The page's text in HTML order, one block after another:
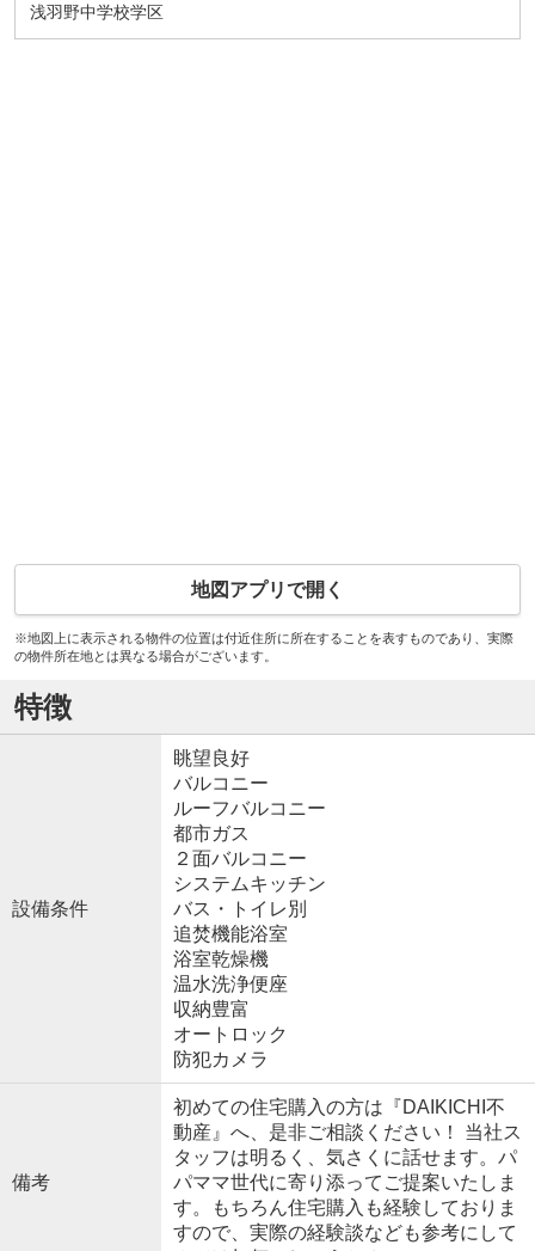
浅羽野中学校学区
地図アプリで開く
※地図上に表示される物件の位置は付近住所に所在することを表すものであり、実際
の物件所在地とは異なる場合がございます。
特徴
設備条件
眺望良好
バルコニー
ルーフバルコニー
都市ガス
２面バルコニー
システムキッチン
バス・トイレ別
追焚機能浴室
浴室乾燥機
温水洗浄便座
収納豊富
オートロック
防犯カメラ
備考
初めての住宅購入の方は『DAIKICHI不
動産』へ、是非ご相談ください！ 当社ス
タッフは明るく、気さくに話せます。パ
パママ世代に寄り添ってご提案いたしま
す。もちろん住宅購入も経験しておりま
すので、実際の経験談なども参考にして